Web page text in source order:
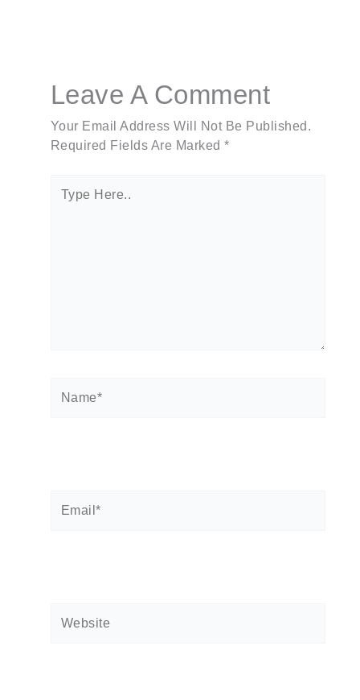
Leave A Comment
Your Email Address Will Not Be Published.
Required Fields Are Marked*
Here..